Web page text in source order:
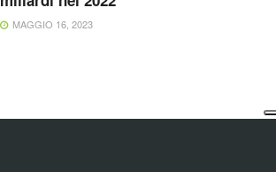
MAGGIO 16, 2023